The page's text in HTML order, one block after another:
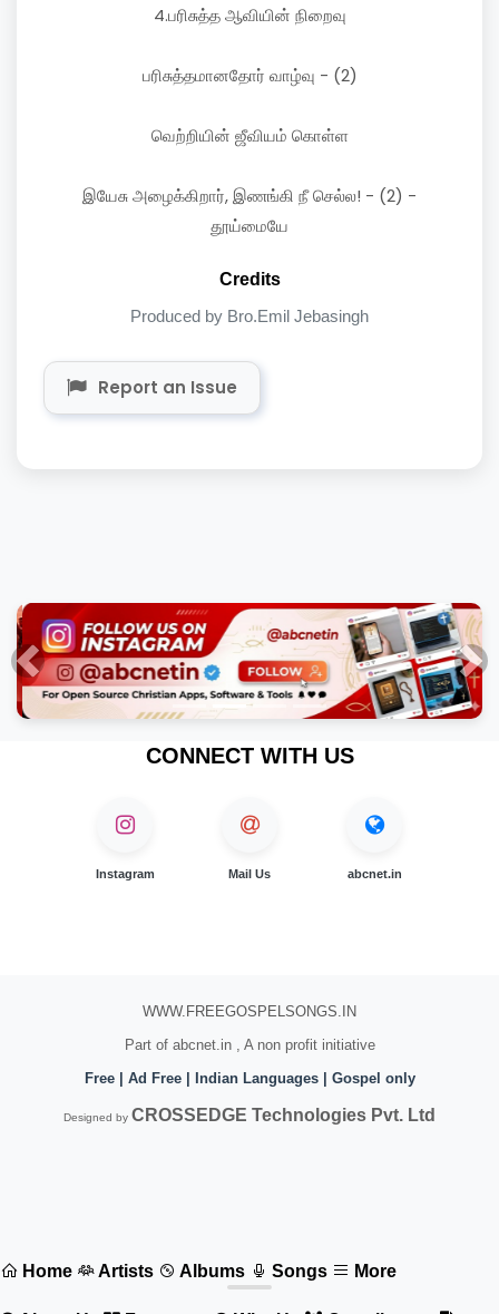
4.பரிசுத்த ஆவியின் நிறைவு
பரிசுத்தமானதோர் வாழ்வு - (2)
வெற்றியின் ஜீவியம் கொள்ள
இயேசு அழைக்கிறார், இணங்கி நீ செல்ல! - (2) -
தூய்மையே
Credits
Produced by Bro.Emil Jebasingh
Report an Issue
Previous
CONNECT WITH US
Instagram Mail Us abcnet.in
WWW.FREEGOSPELSONGS.IN
Part of abcnet.in , A non profit initiative
Free | Ad Free | Indian Languages | Gospel only
Designed by CROSSEDGE Technologies Pvt. Ltd
Home Artists Albums Songs More